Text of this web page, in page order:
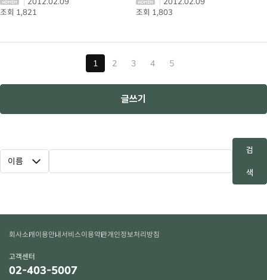
1,821
1,803
1 2 3 4 5
글쓰기
검
색
회사소개이용안내서비스이용약관개인정보처리방침
고객센터
02-403-5007